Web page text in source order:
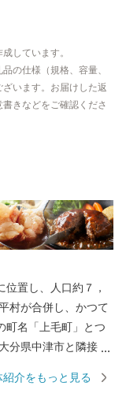
しています。
の仕様（規格、容量、
います。お届けした返
きなどをご確認くださ
置し、人口約７，
村が合併し、かつて
町名「上毛町」とつ
分県中津市と隣接
大分県中津市を中心
紹介をもっと見る